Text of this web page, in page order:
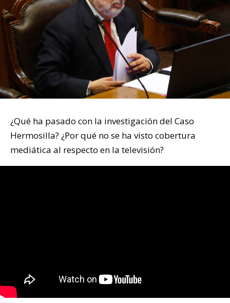
¿Qué ha pasado con la investigación del Caso
Hermosilla? ¿Por qué no se ha visto cobertura
mediática al respecto en la televisión?